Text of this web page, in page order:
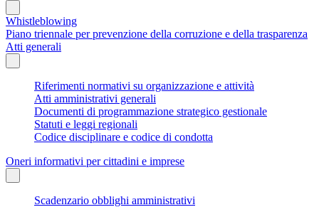
Whistleblowing
Piano triennale per prevenzione della corruzione e della trasparenza
Atti generali
Riferimenti normativi su organizzazione e attività
Atti amministrativi generali
Documenti di programmazione strategico gestionale
Statuti e leggi regionali
Codice disciplinare e codice di condotta
Oneri informativi per cittadini e imprese
Scadenzario obblighi amministrativi